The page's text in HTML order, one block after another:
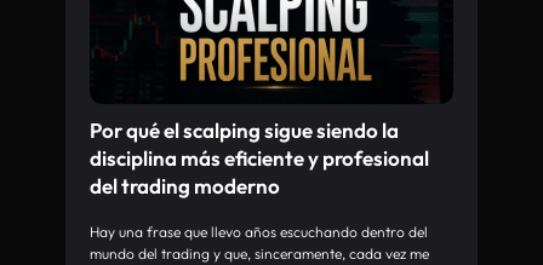
Por qué el scalping sigue siendo la
disciplina más eficiente y profesional
del trading moderno
Hay una frase que llevo años escuchando dentro del
mundo del trading y que, sinceramente, cada vez me